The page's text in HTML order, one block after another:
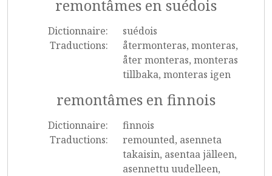
remontâmes en suédois
Dictionnaire:
suédois
Traductions:
återmonteras, monteras,
åter monteras, monteras
tillbaka, monteras igen
remontâmes en finnois
Dictionnaire:
finnois
Traductions:
remounted, asenneta
takaisin, asentaa jälleen,
asennettu uudelleen,